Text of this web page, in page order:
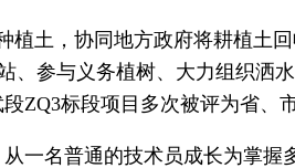
土，协同地方政府将耕植土
、参与义务植树、大力组织洒
ZQ3标段项目多次被评为省、市
一名普通的技术员成长为掌握